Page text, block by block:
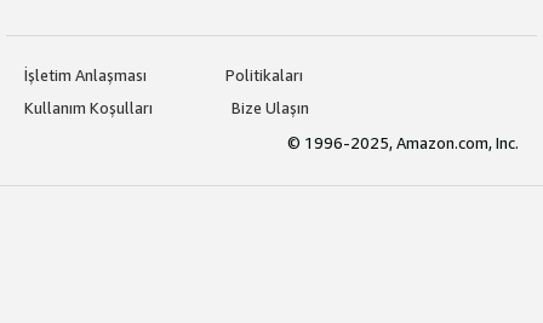
İşletim Anlaşması
Politikaları
Kullanım Koşulları
Bize Ulaşın
© 1996-2025, Amazon.com, Inc.